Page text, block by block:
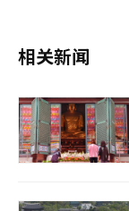
相关新闻